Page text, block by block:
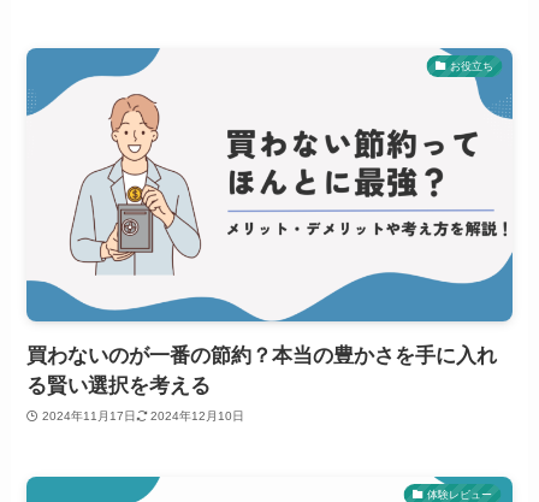
お役立ち
買わないのが一番の節約？本当の豊かさを手に入れ
る賢い選択を考える
2024年11月17日 2024年12月10日
体験レビュー